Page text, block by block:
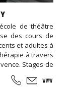
de théâtre
des cours de
et adultes à
à travers
Stages de
d'âge dans la
des stages de